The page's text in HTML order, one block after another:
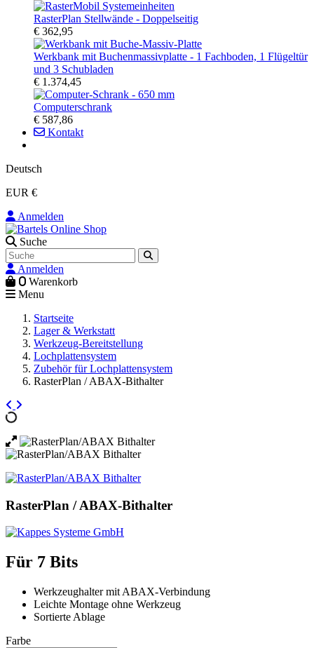
RasterPlan Stellwände - Doppelseitig
€ 362,95
Werkbank mit Buchenmassivplatte - 1 Fachboden, 1 Flügeltür
und 3 Schubladen
€ 1.374,45
Computerschrank
€ 587,86
Kontakt
Deutsch
EUR €
Anmelden
Suche
Anmelden
0 Warenkorb
Menu
Startseite
Lager & Werkstatt
Werkzeug-Bereitstellung
Lochplattensystem
Zubehör für Lochplattensystem
RasterPlan / ABAX-Bithalter
RasterPlan / ABAX-Bithalter
Für 7 Bits
Werkzeughalter mit ABAX-Verbindung
Leichte Montage ohne Werkzeug
Sortierte Ablage
Farbe